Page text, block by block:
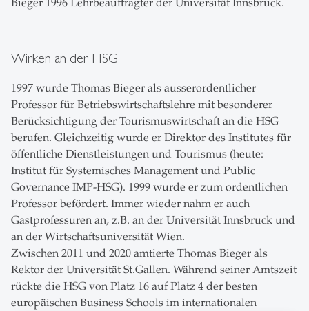
Wirken an der HSG
1997 wurde Thomas Bieger als ausserordentlicher
Professor für Betriebswirtschaftslehre mit besonderer
Berücksichtigung der Tourismuswirtschaft an die HSG
berufen. Gleichzeitig wurde er Direktor des Institutes für
öffentliche Dienstleistungen und Tourismus (heute:
Institut für Systemisches Management und Public
Governance IMP-HSG). 1999 wurde er zum ordentlichen
Professor befördert. Immer wieder nahm er auch
Gastprofessuren an, z.B. an der Universität Innsbruck und
an der Wirtschaftsuniversität Wien.
Zwischen 2011 und 2020 amtierte Thomas Bieger als
Rektor der Universität St.Gallen. Während seiner Amtszeit
rückte die HSG von Platz 16 auf Platz 4 der besten
europäischen Business Schools im internationalen